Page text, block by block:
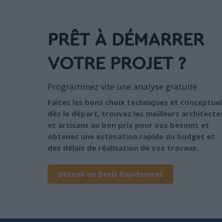
PRÊT À DÉMARRER
VOTRE PROJET ?
Programmez vite une analyse gratuite
Faites les bons choix techniques et
dès le départ, trouvez les meilleurs
et artisans au bon prix pour vos besoins et
obtenez une estimation rapide du budget et
des délais de réalisation de vos travaux.
Obtenir un Devis Rapidement